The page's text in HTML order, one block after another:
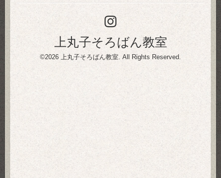
上丸子そろばん教室
©2026 上丸子そろばん教室 . All Rights Reserved.